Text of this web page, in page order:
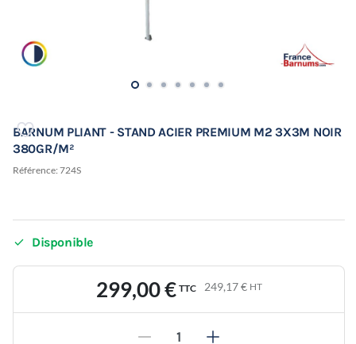
BARNUM PLIANT - STAND ACIER PREMIUM M2 3X3M NOIR
380GR/M²
Référence: 724S
 Disponible
299,00 € TTC 249,17 € HT
- +